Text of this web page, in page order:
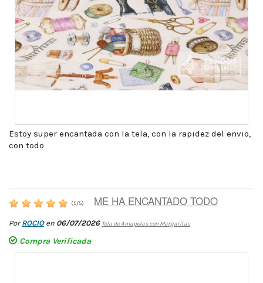
Estoy super encantada con la tela, con la rapidez del envio,
con todo
(5/5) ME HA ENCANTADO TODO
Por ROCIOen 06/07/2026 Tela de Amapolas con Margaritas
Compra Verificada